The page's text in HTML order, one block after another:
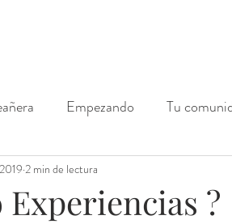
Empezando Tu
Eventos de Marketing
Experiencias ?
2 min de lectura